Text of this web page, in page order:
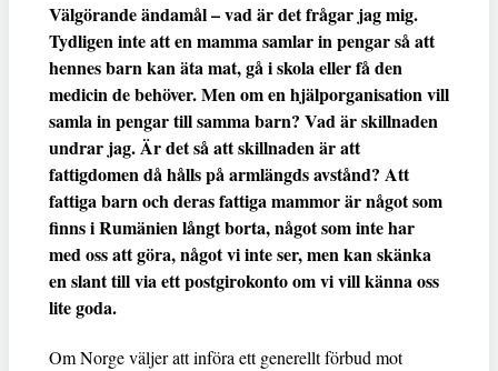
Välgörande ändamål – vad är det frågar jag mig.
Tydligen inte att en mamma samlar in pengar så att
hennes barn kan äta mat, gå i skola eller få den
medicin de behöver. Men om en hjälporganisation vill
samla in pengar till samma barn? Vad är skillnaden
undrar jag. Är det så att skillnaden är att
fattigdomen då hålls på armlängds avstånd? Att
fattiga barn och deras fattiga mammor är något som
finns i Rumänien långt borta, något som inte har
med oss att göra, något vi inte ser, men kan skänka
en slant till via ett postgirokonto om vi vill känna oss
lite goda.
Om Norge väljer att införa ett generellt förbud mot